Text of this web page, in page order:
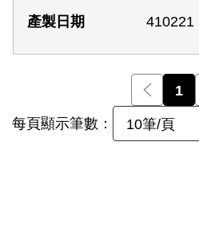
410221
前一頁
1
每頁顯示筆數： 10筆/頁